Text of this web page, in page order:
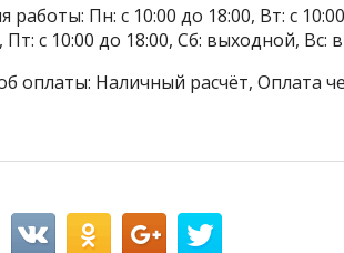
работы: Пн: с 10:00 до 18:00, Вт: с
Пт: с 10:00 до 18:00, Сб: выходной, Вс:
оплаты: Наличный расчёт, Оплата